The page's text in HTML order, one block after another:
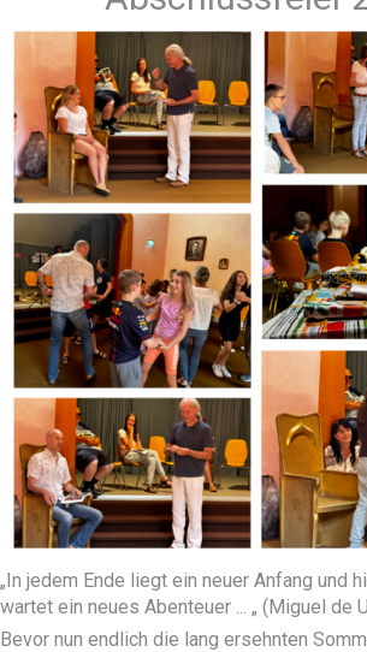
„In jedem Ende liegt ein neuer Anfang und
wartet ein neues Abenteuer ... „ (Miguel de
Bevor nun endlich die lang ersehnten